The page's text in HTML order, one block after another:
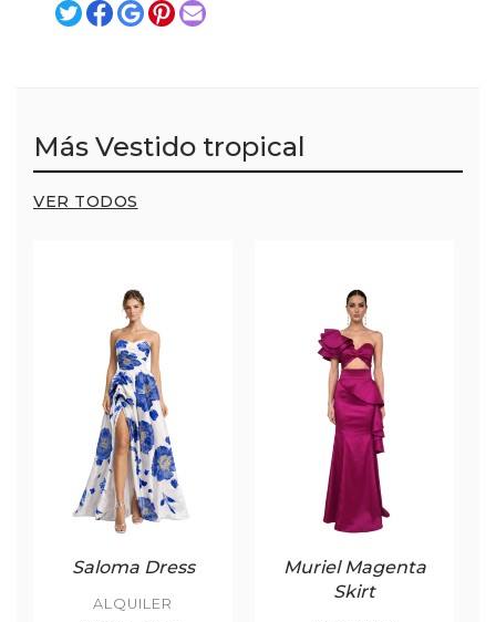
Más Vestido tropical
VER TODOS
Saloma Dress
ALQUILER
Muriel Magenta
Skirt